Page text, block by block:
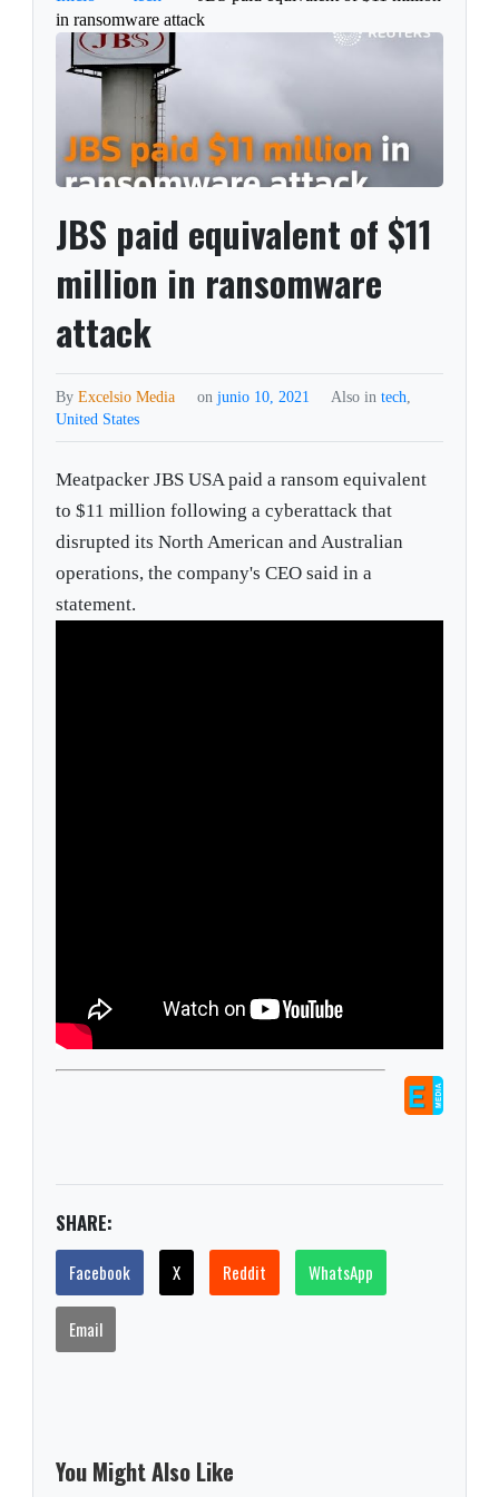
in ransomware attack
JBS paid equivalent of $11
million in ransomware
attack
ByExcelsio Media on junio 10, 2021 Also in tech,
United States
Meatpacker JBS USA paid a ransom equivalent
to $11 million following a cyberattack that
disrupted its North American and Australian
operations, the company's CEO said in a
statement.
SHARE:
Facebook X Reddit WhatsApp
Email
You Might Also Like